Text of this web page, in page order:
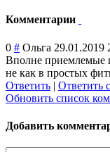
Комментарии
0 # Ольга 29.01.2019
Вполне приемлемые
не как в простых
Ответить | Ответить
Обновить список
Добавить